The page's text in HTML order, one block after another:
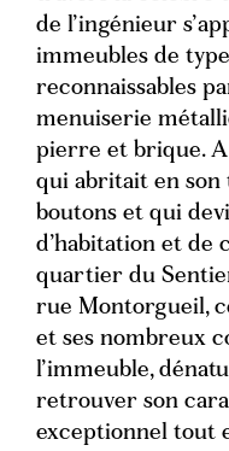
de l’ingénieur
immeubles de
reconnaissables
menuiserie
pierre et brique. A
qui abritait en son
boutons et qui
d’habitation et de
quartier du
rue Montorgueil,
et ses nombreux
l’immeuble,
retrouver son
exceptionnel tout